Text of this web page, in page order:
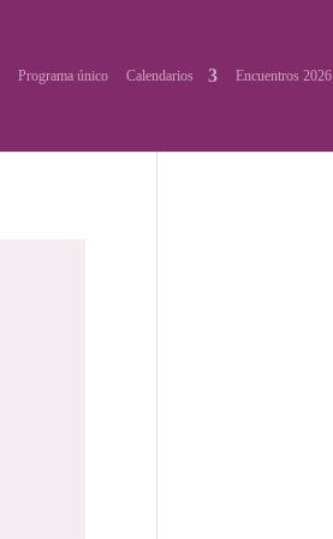
Programa único Calendarios Encuentros 2026